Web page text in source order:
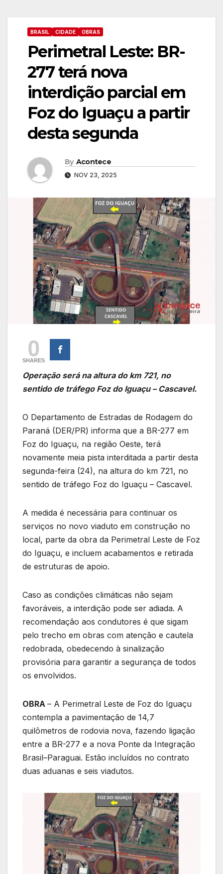
BRASIL CIDADE OBRAS
Perimetral Leste: BR-
277 terá nova
interdição parcial em
Foz do Iguaçu a partir
desta segunda
By Acontece
NOV 23, 2025
0
SHARES
Operação será na altura do km 721, no
sentido de tráfego Foz do Iguaçu – Cascavel.
O Departamento de Estradas de Rodagem do
Paraná (DER/PR) informa que a BR-277 em
Foz do Iguaçu, na região Oeste, terá
novamente meia pista interditada a partir desta
segunda-feira (24), na altura do km 721, no
sentido de tráfego Foz do Iguaçu – Cascavel.
A medida é necessária para continuar os
serviços no novo viaduto em construção no
local, parte da obra da Perimetral Leste de Foz
do Iguaçu, e incluem acabamentos e retirada
de estruturas de apoio.
Caso as condições climáticas não sejam
favoráveis, a interdição pode ser adiada. A
recomendação aos condutores é que sigam
pelo trecho em obras com atenção e cautela
redobrada, obedecendo à sinalização
provisória para garantir a segurança de todos
os envolvidos.
OBRA – A Perimetral Leste de Foz do Iguaçu
contempla a pavimentação de 14,7
quilômetros de rodovia nova, fazendo ligação
entre a BR-277 e a nova Ponte da Integração
Brasil–Paraguai. Estão incluídos no contrato
duas aduanas e seis viadutos.